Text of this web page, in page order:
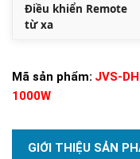
Điều khiển Remote
từ xa
Mã sản phẩm: JVS-
1000W
GIỚI THIỆU SẢN